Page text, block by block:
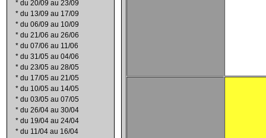
* du 20/09 au 23/09
* du 13/09 au 17/09
* du 06/09 au 10/09
* du 21/06 au 26/06
* du 07/06 au 11/06
* du 31/05 au 04/06
* du 23/05 au 28/05
* du 17/05 au 21/05
* du 10/05 au 14/05
* du 03/05 au 07/05
* du 26/04 au 30/04
* du 19/04 au 24/04
* du 11/04 au 16/04